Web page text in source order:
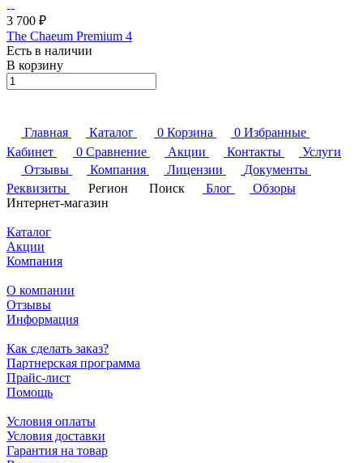
3 700 ₽
The Chaeum Premium 4
Есть в наличии
В корзину
Главная Каталог 0 Корзина 0 Избранные
Кабинет
0 Сравнение Акции Контакты
Услуги
Отзывы
Компания Лицензии
Документы
Реквизиты
Регион Поиск Блог
Обзоры
Интернет-магазин
Каталог
Акции
Компания
О компании
Отзывы
Информация
Как сделать заказ?
Партнерская программа
Прайс-лист
Помощь
Условия оплаты
Условия доставки
Гарантия на товар